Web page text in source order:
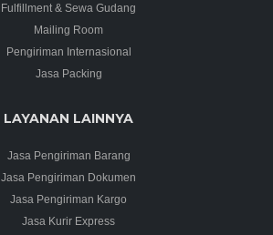
Fulfillment & Sewa Gudang
Mailing Room
Pengiriman Internasional
Jasa Packing
LAYANAN LAINNYA
Jasa Pengiriman Barang
Jasa Pengiriman Dokumen
Jasa Pengiriman Kargo
Jasa Kurir Express